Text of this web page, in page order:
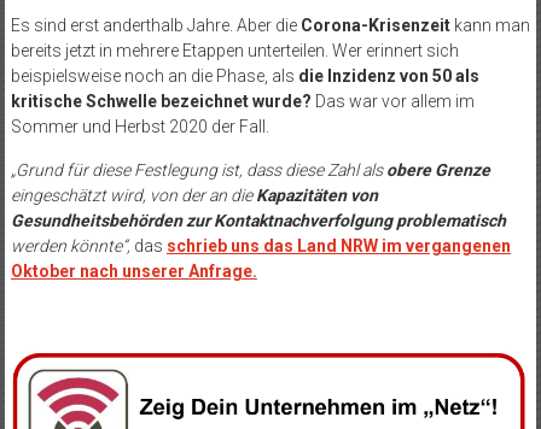
Es sind erst anderthalb Jahre. Aber die Corona-Krisenzeitkann man
bereits jetzt in mehrere Etappen unterteilen. Wer erinnert sich
beispielsweise noch an die Phase, als die Inzidenz von 50 als
kritische Schwelle bezeichnet wurde? Das war vor allem im
Sommer und Herbst 2020 der Fall.
„Grund für diese Festlegung ist, dass diese Zahl alsobere Grenze
eingeschätzt wird, von der an dieKapazitäten von
Gesundheitsbehörden zur Kontaktnachverfolgung problematisch
werden könnte“,das schrieb uns das Land NRW im vergangenen
Oktober nach unserer Anfrage.